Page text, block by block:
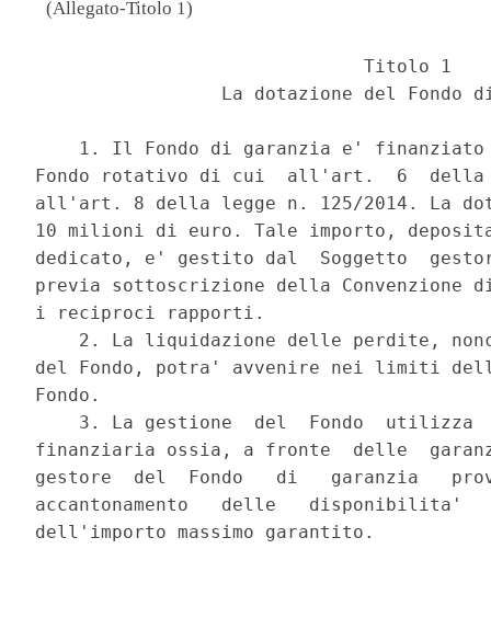
(Allegato-Titolo 1)
                              Titolo 1
La dotazione del Fondo
1. Il Fondo di garanzia e'
Fondo rotativo di cui  all'art.  6  della
all'art. 8 della legge n. 125/2014. La
10 milioni di euro. Tale importo,
dedicato, e' gestito dal  Soggetto
previa sottoscrizione della Convenzione
i reciproci rapporti.
2. La liquidazione delle perdite,
del Fondo, potra' avvenire nei limiti
Fondo.
3. La gestione  del  Fondo  utilizza
finanziaria ossia, a fronte  delle
gestore  del  Fondo   di   garanzia
accantonamento   delle   disponibilita'